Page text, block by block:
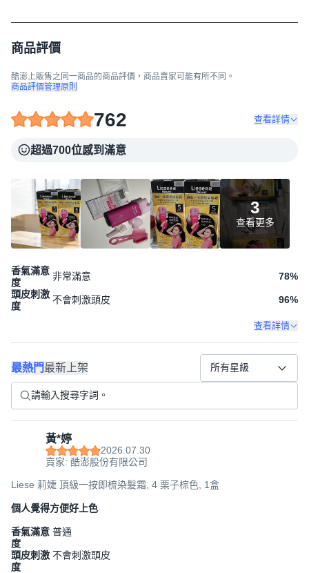
商品評價
酷澎上販售之同一商品的商品評價，商品賣家可能有所不同。
商品評價管理原則
762 查看詳情
超過700位感到滿意
3
查看更多
香氣滿意
度
非常滿意 78%
頭皮刺激
度
不會刺激頭皮 96%
查看詳情
最熱門最新上架 所有星級
黃*婷
2026.07.30
賣家: 酷澎股份有限公司
Liese 莉婕 頂級一按即梳染髮霜, 4 栗子棕色, 1盒
個人覺得方便好上色
香氣滿意
度
普通
頭皮刺激
度
不會刺激頭皮